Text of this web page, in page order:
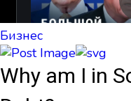
Бизнес
Why am I in